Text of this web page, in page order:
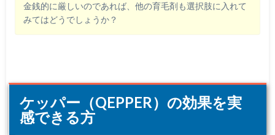
金銭的に厳しいのであれば、他の育毛剤も選択肢に入れて
みてはどうでしょうか？
ケッパー（QEPPER）の効果を実
感できる方